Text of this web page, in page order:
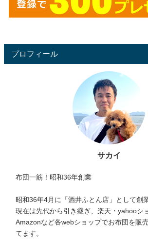
プロフィール
サカイ
布団一筋！昭和36年創業
昭和36年4月に「酒井ふとん店」として創
現在は先代から引き継ぎ、楽天・yahooシ
Amazonなど各webショップでお布団を販
てます。